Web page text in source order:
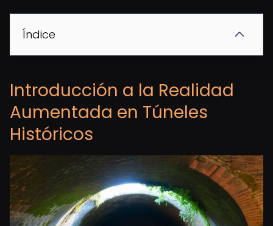
Índice
Introducción a la Realidad
Aumentada en Túneles
Históricos